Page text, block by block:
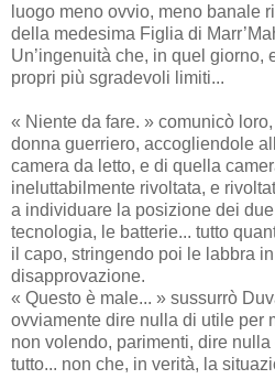
luogo meno ovvio, meno banale
della medesima Figlia di
Un’ingenuità che, in quel giorno,
propri più sgradevoli limiti...
« Niente da fare. » comunicò
donna guerriero, accogliendole
camera da letto, e di quella
ineluttabilmente rivoltata, e
a individuare la posizione dei
tecnologia, le batterie... tutto
il capo, stringendo poi le labbra
disapprovazione.
« Questo è male... » sussurrò
ovviamente dire nulla di utile per
non volendo, parimenti, dire
tutto... non che, in verità, la